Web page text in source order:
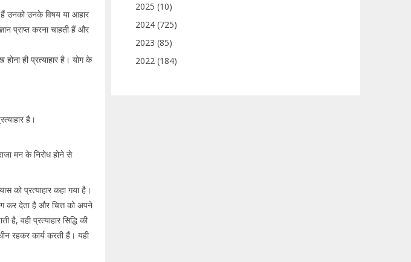
हैं उनको उनके विषय या आहार
प्राप्त करना चाहती हैं और
होना ही प्रत्याहार है। योग के
है।
मन के निरोध होने से
को प्रत्याहार कहा गया है।
कर देता है और चित्त को अपने
वही प्रत्याहार सिद्धि की
रहकर कार्य करती हैं। यही
2025 (10)
2024 (725)
2023 (85)
2022 (184)